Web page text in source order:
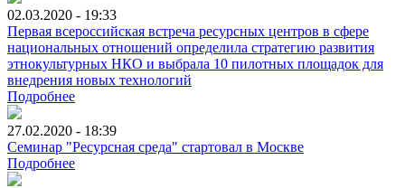
02.03.2020 - 19:33
Первая всероссийская встреча ресурсных центров в сфере
национальных отношений определила стратегию развития
этнокультурных НКО и выбрала 10 пилотных площадок для
внедрения новых технологий
Подробнее
27.02.2020 - 18:39
Семинар "Ресурсная среда" стартовал в Москве
Подробнее